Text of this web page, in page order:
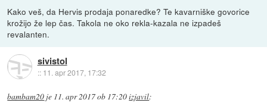
Kako veš, da Hervis prodaja ponaredke? Te kavarniške govorice
krožijo že lep čas. Takola ne oko rekla-kazala ne izpadeš
revalanten.
sivistol
:: 11. apr 2017, 17:32
bambam20 je 11. apr 2017 ob 17:20izjavil: